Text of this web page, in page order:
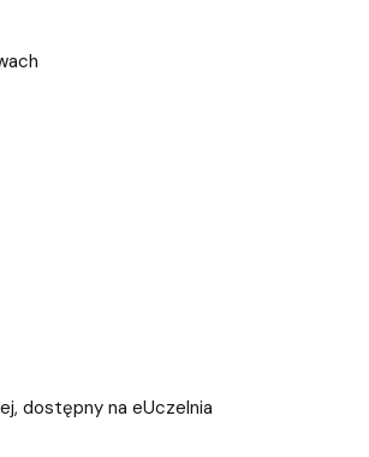
dostępny na eUczelnia